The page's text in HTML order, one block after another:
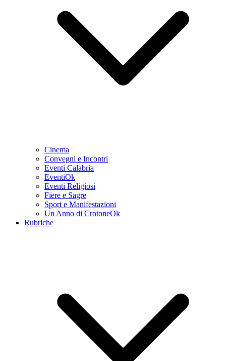
Cinema
Convegni e Incontri
Eventi Calabria
EventiOk
Eventi Religiosi
Fiere e Sagre
Sport e Manifestazioni
Un Anno di CrotoneOk
Rubriche